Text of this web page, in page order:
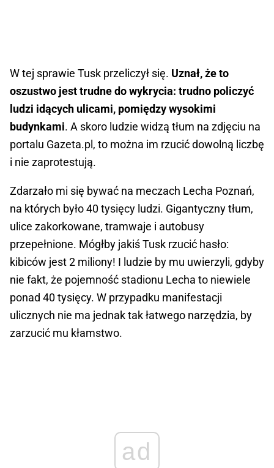
W tej sprawie Tusk przeliczył się. Uznał, że to
oszustwo jest trudne do wykrycia: trudno policzyć
ludzi idących ulicami, pomiędzy wysokimi
budynkami. A skoro ludzie widzą tłum na zdjęciu na
portalu Gazeta.pl, to można im rzucić dowolną liczbę
i nie zaprotestują.
Zdarzało mi się bywać na meczach Lecha Poznań,
na których było 40 tysięcy ludzi. Gigantyczny tłum,
ulice zakorkowane, tramwaje i autobusy
przepełnione. Mógłby jakiś Tusk rzucić hasło:
kibiców jest 2 miliony! I ludzie by mu uwierzyli, gdyby
nie fakt, że pojemność stadionu Lecha to niewiele
ponad 40 tysięcy. W przypadku manifestacji
ulicznych nie ma jednak tak łatwego narzędzia, by
zarzucić mu kłamstwo.
ad